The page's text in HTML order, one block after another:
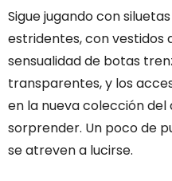
Sigue jugando con
estridentes, con vestidos
sensualidad de botas
transparentes, y los
en la nueva colección
sorprender. Un poco de
se atreven a lucirse.